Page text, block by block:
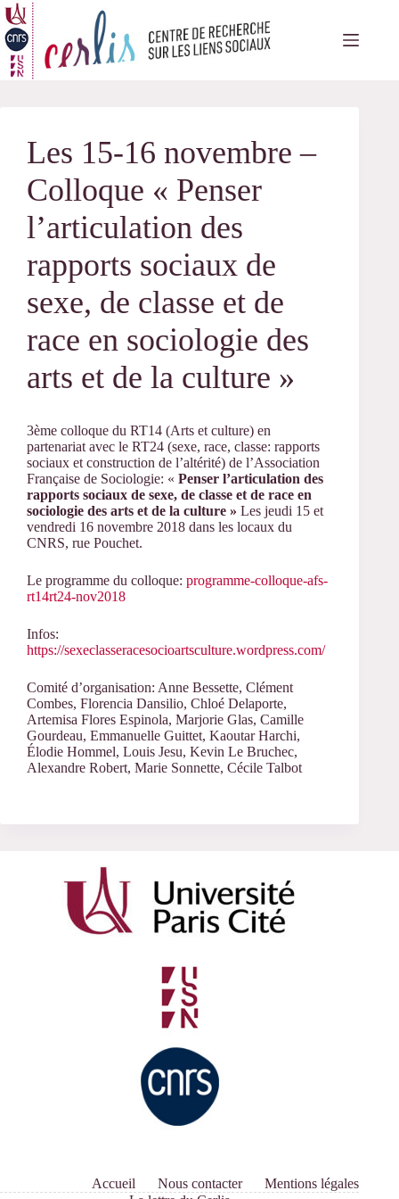
Passer
au
contenu
Les 15-16 novembre –
Colloque « Penser
l’articulation des
rapports sociaux de
sexe, de classe et de
race en sociologie des
arts et de la culture »
3ème colloque du RT14 (Arts et culture) en
partenariat avec le RT24 (sexe, race, classe: rapports
sociaux et construction de l’altérité) de l’Association
Française de Sociologie: « Penser l’articulation des
rapports sociaux de sexe, de classe et de race en
sociologie des arts et de la culture » Les jeudi 15 et
vendredi 16 novembre 2018 dans les locaux du
CNRS, rue Pouchet.
Le programme du colloque: programme-colloque-afs-
rt14rt24-nov2018
Infos:
https://sexeclasseracesocioartsculture.wordpress.com/
Comité d’organisation: Anne Bessette, Clément
Combes, Florencia Dansilio, Chloé Delaporte,
Artemisa Flores Espinola, Marjorie Glas, Camille
Gourdeau, Emmanuelle Guittet, Kaoutar Harchi,
Élodie Hommel, Louis Jesu, Kevin Le Bruchec,
Alexandre Robert, Marie Sonnette, Cécile Talbot
Accueil Nous contacter
Mentions légales